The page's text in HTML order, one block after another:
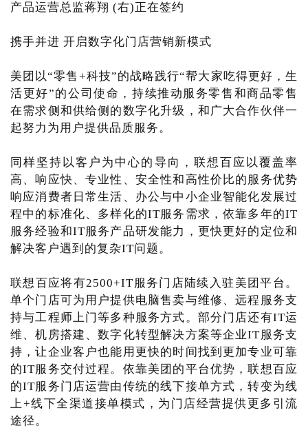
产品运营总监蒋翔 (右)正在签约
携手并进 开启数字化门店营销新模式
美团以“零售+科技”的战略践行“帮大家吃得更好，生
活更好”的公司使命，持续推动服务零售和商品零售
在需求侧和供给侧的数字化升级，和广大合作伙伴一
起努力为用户提供品质服务。
同样坚持以客户为中心的导向，联想百应以覆盖率
高、响应快、专业性、安全性和高性价比的服务优势
响应消费者日常生活、办公与中小企业智能化发展过
程中的标准化、多样化的IT服务需求，依靠多年的IT
服务经验和IT服务产品研发能力，更快更好的定位和
解决客户遇到的复杂IT问题。
联想百应将有2500+IT服务门店陆续入驻美团平台。
单个门店可为用户提供电脑售卖与维修、远程服务支
持与工程师上门等多种服务方式。部分门店还有IT运
维、机房搭建、数字化转型解决方案等企业IT服务支
持，让企业客户也能用更快的时间找到更加专业可靠
的IT服务交付过程。依靠美团的平台优势，联想百应
的IT服务门店运营由传统的线下接单方式，转变为线
上+线下全渠道接单模式，为门店经营提供更多引流
途径。